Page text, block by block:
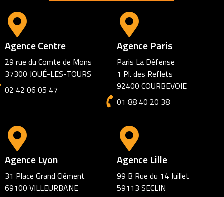
Agence Centre
29 rue du Comte de Mons
37300 JOUÉ-LES-TOURS
02 42 06 05 47
Agence Paris
Paris La Défense
1 Pl. des Reflets
92400 COURBEVOIE
01 88 40 20 38
Agence Lyon
31 Place Grand Clément
69100 VILLEURBANE
Agence Lille
99 B Rue du 14 Juillet
59113 SECLIN